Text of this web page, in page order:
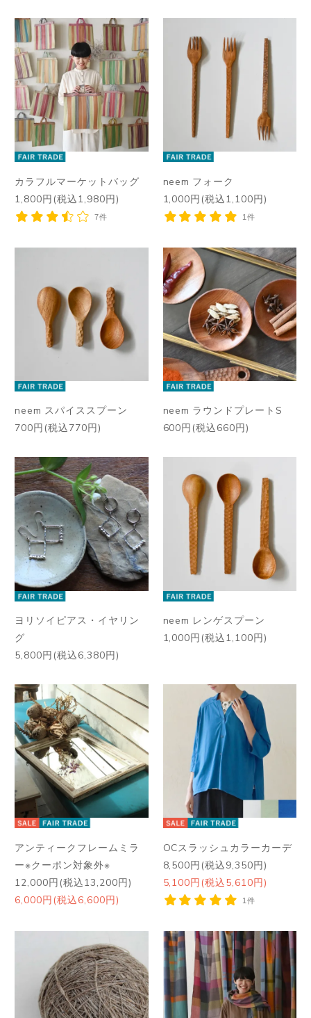
カラフルマーケットバッグ
1,800円(税込1,980円)
7件
neem フォーク
1,000円(税込1,100円)
1件
neem スパイススプーン
700円(税込770円)
neem ラウンドプレートS
600円(税込660円)
ヨリソイピアス・イヤリン
グ
5,800円(税込6,380円)
neem レンゲスプーン
1,000円(税込1,100円)
アンティークフレームミラ
ー※クーポン対象外※
12,000円(税込13,200円)
6,000円(税込6,600円)
OCスラッシュカラーカーデ
8,500円(税込9,350円)
5,100円(税込5,610円)
1件